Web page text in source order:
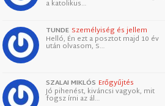
a katolikus…
TUNDE Személyiség és jellem
Helló, Én ezt a posztot majd 10 év
után olvasom, S…
SZALAI MIKLÓS Erőgyűjtés
Jó pihenést, kiváncsi vagyok, mit
fogsz írni az ál…